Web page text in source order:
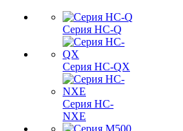
Серия HC-Q
Серия HC-QX
Серия HC-
NXE